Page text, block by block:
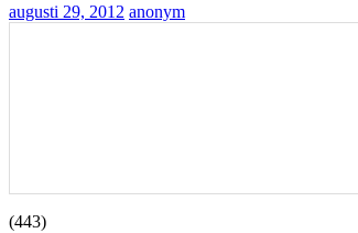
augusti 29, 2012 anonym
(443)